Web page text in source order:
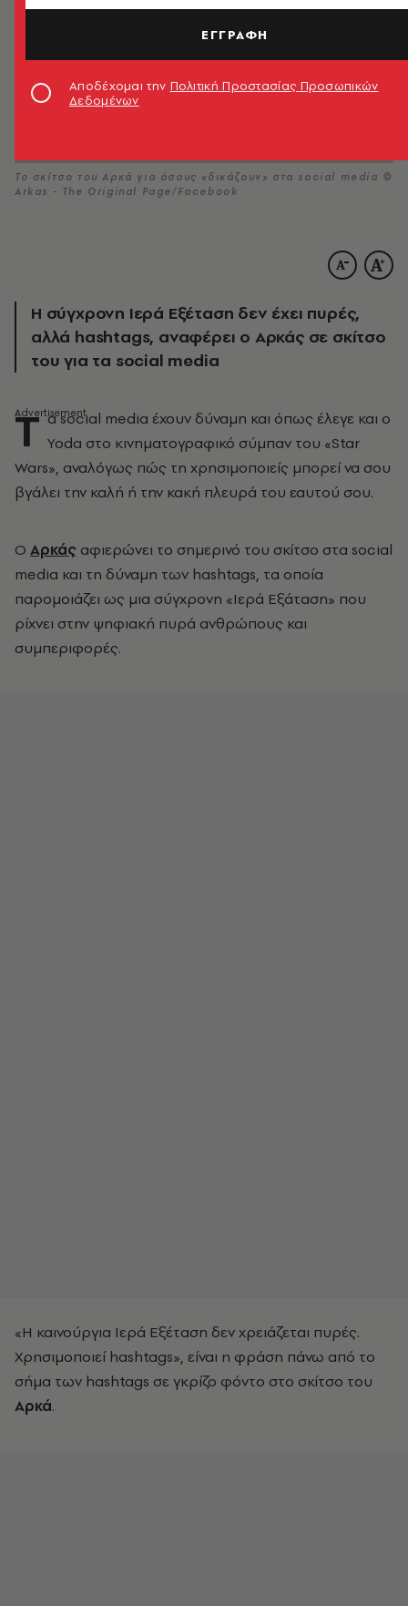
Το σκίτσο του Αρκά για όσους «δικάζουν» στα social media ©
Arkas - The Original Page/Facebook
Η σύγχρονη Ιερά Εξέταση δεν έχει πυρές,
αλλά hashtags, αναφέρει ο Αρκάς σε σκίτσο
του για τα social media
Τ α social media έχουν δύναμη και όπως έλεγε και ο
Yoda στο κινηματογραφικό σύμπαν του «Star
Wars», αναλόγως πώς τη χρησιμοποιείς μπορεί να σου
βγάλει την καλή ή την κακή πλευρά του εαυτού σου.
Ο Αρκάς αφιερώνει το σημερινό του σκίτσο στα social
media και τη δύναμη των hashtags, τα οποία
παρομοιάζει ως μια σύγχρονη «Ιερά Εξάταση» που
ρίχνει στην ψηφιακή πυρά ανθρώπους και
συμπεριφορές.
«Η καινούργια Ιερά Εξέταση δεν χρειάζεται πυρές.
Χρησιμοποιεί hashtags», είναι η φράση πάνω από το
σήμα των hashtags σε γκρίζο φόντο στο σκίτσο του
Αρκά.
ΕΓΓΡΑΦΗ
Αποδέχομαι την Πολιτική Προστασίας Προσωπικών
Δεδομένων